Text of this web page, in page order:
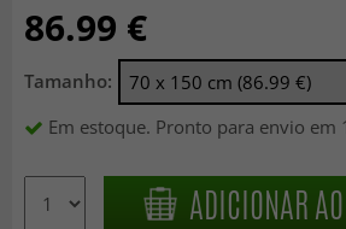
86.99 €
Tamanho:
Em estoque. Pronto para envio em
ADICIONAR